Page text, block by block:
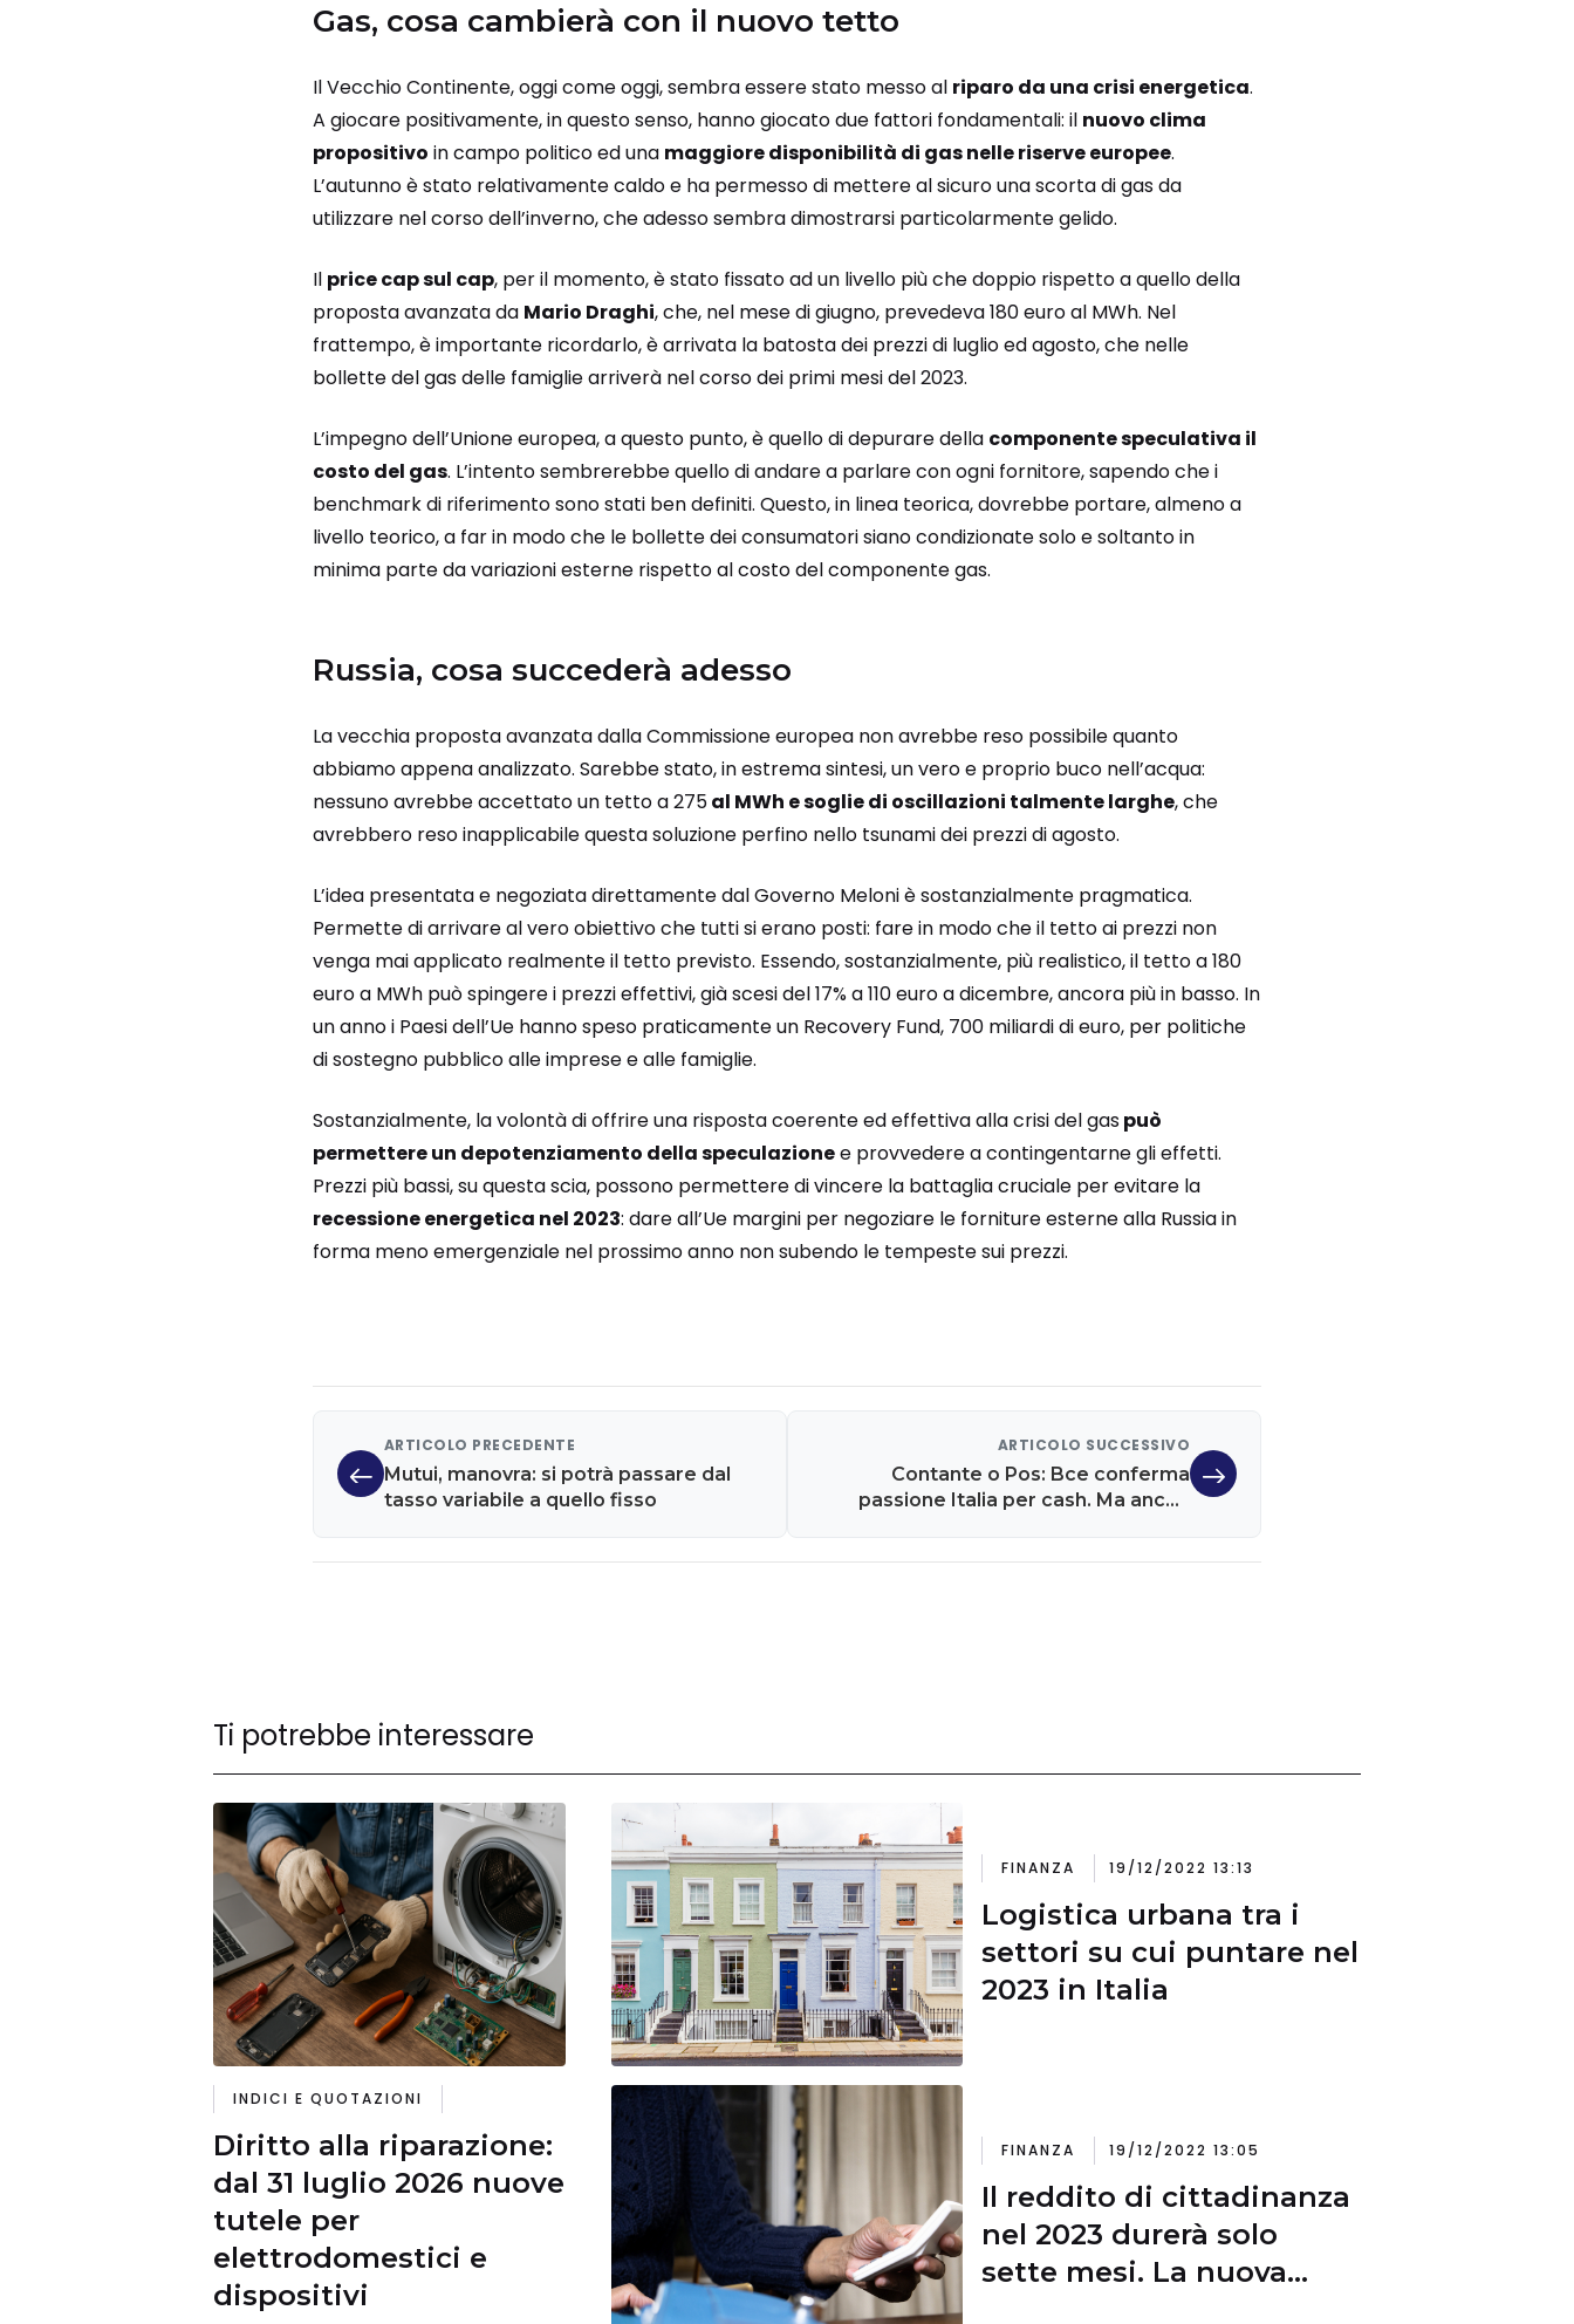
Gas, cosa cambierà con il nuovo tetto
Il Vecchio Continente, oggi come oggi, sembra essere stato messo al riparo da una crisi energetica.
A giocare positivamente, in questo senso, hanno giocato due fattori fondamentali: il nuovo clima
propositivo in campo politico ed una maggiore disponibilità di gas nelle riserve europee.
L’autunno è stato relativamente caldo e ha permesso di mettere al sicuro una scorta di gas da
utilizzare nel corso dell’inverno, che adesso sembra dimostrarsi particolarmente gelido.
Il price cap sul cap, per il momento, è stato fissato ad un livello più che doppio rispetto a quello della
proposta avanzata da Mario Draghi, che, nel mese di giugno, prevedeva 180 euro al MWh. Nel
frattempo, è importante ricordarlo, è arrivata la batosta dei prezzi di luglio ed agosto, che nelle
bollette del gas delle famiglie arriverà nel corso dei primi mesi del 2023.
L’impegno dell’Unione europea, a questo punto, è quello di depurare della componente speculativa il
costo del gas. L’intento sembrerebbe quello di andare a parlare con ogni fornitore, sapendo che i
benchmark di riferimento sono stati ben definiti. Questo, in linea teorica, dovrebbe portare, almeno a
livello teorico, a far in modo che le bollette dei consumatori siano condizionate solo e soltanto in
minima parte da variazioni esterne rispetto al costo del componente gas.
Russia, cosa succederà adesso
La vecchia proposta avanzata dalla Commissione europea non avrebbe reso possibile quanto
abbiamo appena analizzato. Sarebbe stato, in estrema sintesi, un vero e proprio buco nell’acqua:
nessuno avrebbe accettato un tetto a 275al MWh e soglie di oscillazioni talmente larghe, che
avrebbero reso inapplicabile questa soluzione perfino nello tsunami dei prezzi di agosto.
L’idea presentata e negoziata direttamente dal Governo Meloni è sostanzialmente pragmatica.
Permette di arrivare al vero obiettivo che tutti si erano posti: fare in modo che il tetto ai prezzi non
venga mai applicato realmente il tetto previsto. Essendo, sostanzialmente, più realistico, il tetto a 180
euro a MWh può spingere i prezzi effettivi, già scesi del 17% a 110 euro a dicembre, ancora più in basso. In
un anno i Paesi dell’Ue hanno speso praticamente un Recovery Fund, 700 miliardi di euro, per politiche
di sostegno pubblico alle imprese e alle famiglie.
Sostanzialmente, la volontà di offrire una risposta coerente ed effettiva alla crisi del gaspuò
permettere un depotenziamento della speculazionee provvedere a contingentarne gli effetti.
Prezzi più bassi, su questa scia, possono permettere di vincere la battaglia cruciale per evitare la
recessione energetica nel 2023: dare all’Ue margini per negoziare le forniture esterne alla Russia in
forma meno emergenziale nel prossimo anno non subendo le tempeste sui prezzi.
ARTICOLO PRECEDENTE
Mutui, manovra: si potrà passare dal
tasso variabile a quello fisso
ARTICOLO SUCCESSIVO
Contante o Pos: Bce conferma
passione Italia per cash. Ma anche
Ti potrebbe interessare
INDICI E QUOTAZIONI
Diritto alla riparazione:
dal 31 luglio 2026 nuove
tutele per
elettrodomestici e
dispositivi
FINANZA 19/12/2022 13:13
Logistica urbana tra i
settori su cui puntare nel
2023 in Italia
FINANZA 19/12/2022 13:05
Il reddito di cittadinanza
nel 2023 durerà solo
sette mesi. La nuova